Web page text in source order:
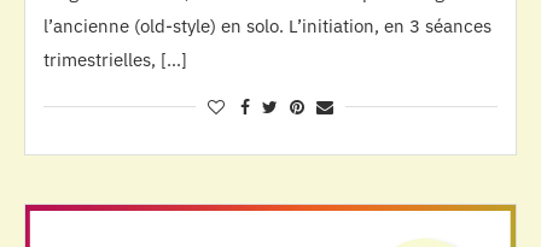
l’ancienne (old-style) en solo. L’initiation, en 3 séances
trimestrielles, […]